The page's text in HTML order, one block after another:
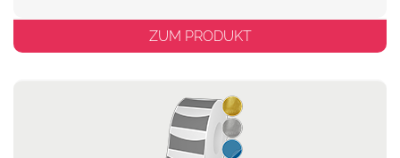
ZUM PRODUKT